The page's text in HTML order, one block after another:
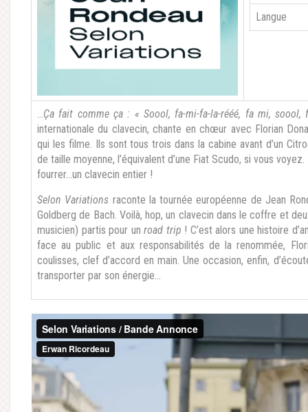
Langue
…Ça fait comme ça : « Soool, fa-mi-fa-la-rééé, fa mi,
internationale du clavecin, chante en chœur avec Florian
qui les filme. Ils sont tous trois dans la cabine avant d’un
de taille moyenne, l’équivalent d’une Fiat Scudo, si vous
fourrer…un clavecin entier !
Selon Variations raconte la tournée européenne de Jean
Goldberg de Bach. Voilà, hop, un clavecin dans le coffre et
musicien) partis pour un road trip ! C’est alors une histoire
face au public et aux responsabilités de la renommée,
coulisses, clef d’accord en main. Une occasion, enfin,
transporter par son énergie…